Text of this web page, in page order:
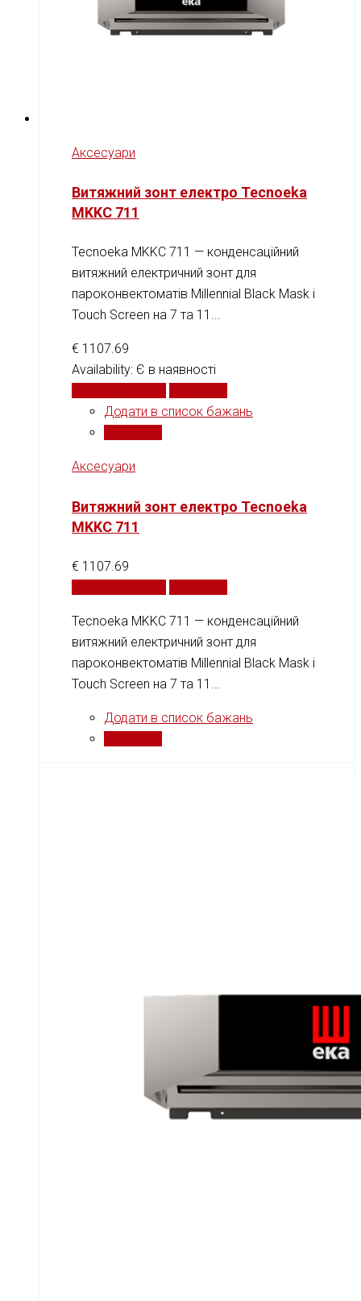
Аксесуари
Витяжний зонт електро Tecnoeka
MKKC 711
Tecnoeka MKKC 711 — конденсаційний
витяжний електричний зонт для
пароконвектоматів Millennial Black Mask і
Touch Screen на 7 та 11...
€ 1107.69
Availability: Є в наявності
Додати в список бажань
Аксесуари
Витяжний зонт електро Tecnoeka
MKKC 711
€ 1107.69
Tecnoeka MKKC 711 — конденсаційний
витяжний електричний зонт для
пароконвектоматів Millennial Black Mask і
Touch Screen на 7 та 11...
Додати в список бажань